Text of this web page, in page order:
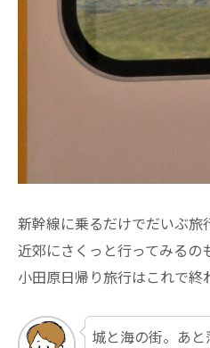
新幹線に乗るだけでだいぶ旅
近郊にさくっと行ってみるの
小田原日帰り旅行はこれで終
城と海の街。あ